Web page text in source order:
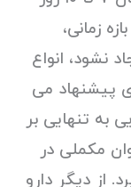
زمانی،
نشود، انواع
پیشنهاد می
به تنهایی بر
مکملی در
از دیگر دارو